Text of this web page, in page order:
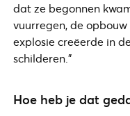
dat ze begonnen
vuurregen, de
explosie creëerde in
schilderen.”
Hoe heb je dat